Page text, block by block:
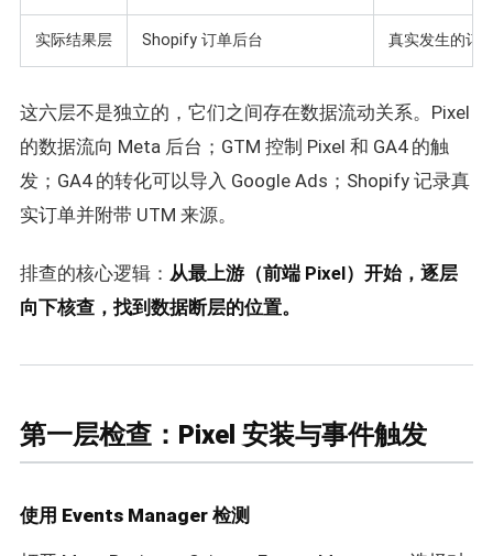
实际结果层 Shopify 订单后台 真实发生的订
这六层不是独立的，它们之间存在数据流动关系。Pixel
的数据流向 Meta 后台；GTM 控制 Pixel 和 GA4 的触
发；GA4 的转化可以导入 Google Ads；Shopify 记录真
实订单并附带 UTM 来源。
排查的核心逻辑： 从最上游（前端 Pixel）开始，逐层
向下核查，找到数据断层的位置。
第一层检查：Pixel 安装与事件触发
使用 Events Manager 检测